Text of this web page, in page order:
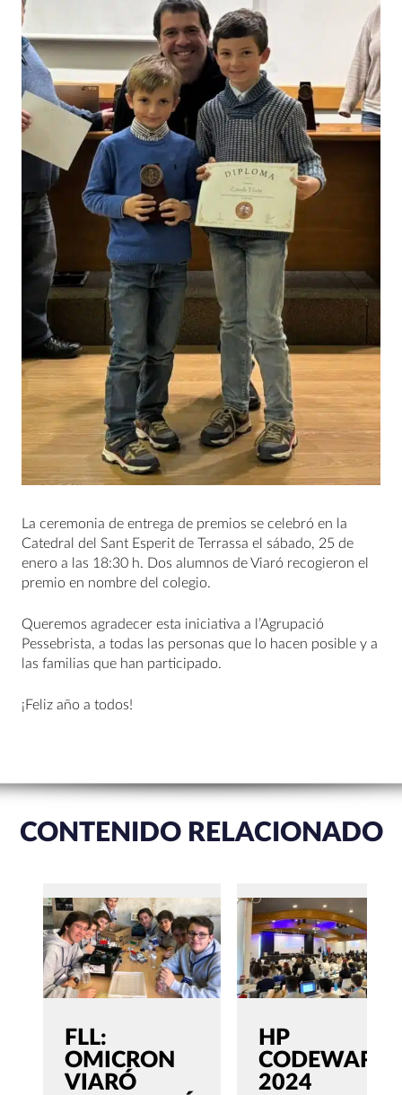
La ceremonia de entrega de premios se celebró en la
Catedral del Sant Esperit de Terrassa el sábado, 25 de
enero a las 18:30 h. Dos alumnos de Viaró recogieron el
premio en nombre del colegio.
Queremos agradecer esta iniciativa a l’Agrupació
Pessebrista, a todas las personas que lo hacen posible y a
las familias que han participado.
¡Feliz año a todos!
CONTENIDO RELACIONADO
FLL:
OMICRON
VIARÓ
HP
CODEWARS
2024